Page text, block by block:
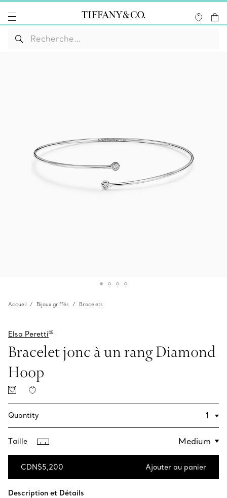
Accueil Bijoux griffés Bracelets
Elsa PerettiMD
Bracelet jonc à un rang Diamond
Hoop
Quantity
Taille
CDN$5,200 Ajouter au panier
Description et Détails